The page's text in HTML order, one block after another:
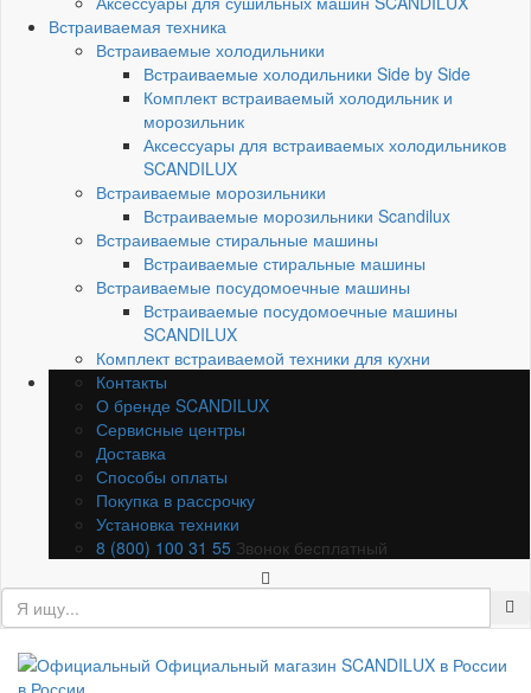
Встраиваемая техника
Встраиваемые холодильники
Встраиваемые холодильники Side by Side
Комплект встраиваемый холодильник и
морозильник
Аксессуары для встраиваемых холодильников
SCANDILUX
Встраиваемые морозильники
Встраиваемые морозильники Scandilux
Встраиваемые стиральные машины
Встраиваемые стиральные машины
Встраиваемые посудомоечные машины
Встраиваемые посудомоечные машины
SCANDILUX
Комплект встраиваемой техники для кухни
Контакты
О бренде SCANDILUX
Сервисные центры
Доставка
Способы оплаты
Покупка в рассрочку
Установка техники
8 (800) 100 31 55 Звонок бесплатный